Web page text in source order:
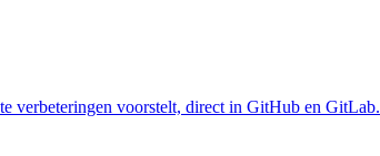
verbeteringen voorstelt, direct in GitHub en GitLab.